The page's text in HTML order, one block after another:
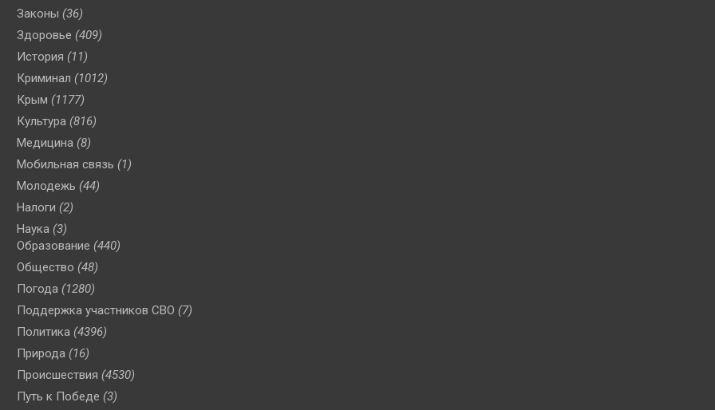
Законы (36)
Здоровье (409)
История (11)
Криминал (1012)
Крым (1177)
Культура (816)
Медицина (8)
Мобильная связь (1)
Молодежь (44)
Налоги (2)
Наука (3)
Образование (440)
Общество (48)
Погода (1280)
Поддержка участников СВО (7)
Политика (4396)
Природа (16)
Происшествия (4530)
Путь к Победе (3)